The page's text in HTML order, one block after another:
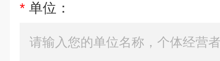
* 单位：